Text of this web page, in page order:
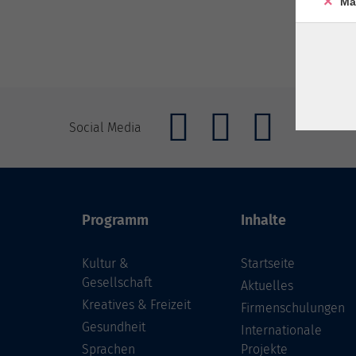
Social Media
Programm
Kultur &
Gesellschaft
Kreatives & Freizeit
Gesundheit
Sprachen
Inhalte
Startseite
Aktuelles
Firmenschulungen
Internationale
Projekte